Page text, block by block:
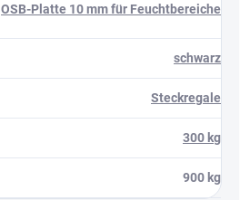
OSB-Platte 10 mm für Feuchtbereiche
schwarz
Steckregale
300 kg
900 kg